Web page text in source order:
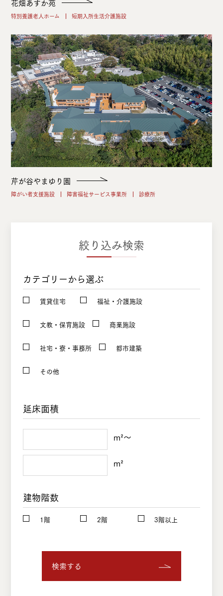
特別養護老人ホーム 短期入所生活介護施設
芹が谷やまゆり園
障がい者支援施設 障害福祉サービス事業所 診療所
絞り込み検索
カテゴリーから選ぶ
賃貸住宅 福祉・介護施設
文教・保育施設 商業施設
社宅・寮・事務所 都市建築
その他
延床面積
m²〜
m²
建物階数
1階 2階 3階以上
検索する